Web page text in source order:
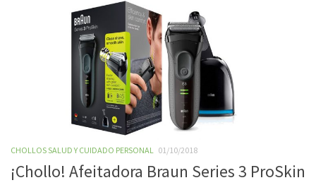
CHOLLOS SALUD Y CUIDADO PERSONAL 01/10/2018
¡Chollo! Afeitadora Braun Series 3 ProSkin